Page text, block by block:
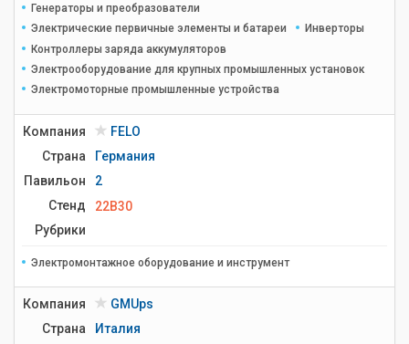
Генераторы и преобразователи
Электрические первичные элементы и батареи
Инверторы
Контроллеры заряда аккумуляторов
Электрооборудование для крупных промышленных установок
Электромоторные промышленные устройства
Компания
FELO
Страна
Германия
Павильон
2
Стенд
22B30
Рубрики
Электромонтажное оборудование и инструмент
Компания
GMUps
Страна
Италия